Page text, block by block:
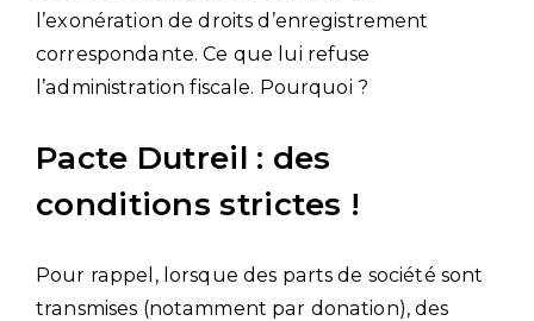
l’exonération de droits d’enregistrement
correspondante. Ce que lui refuse
l’administration fiscale. Pourquoi ?
Pacte Dutreil : des
conditions strictes !
Pour rappel, lorsque des parts de société sont
transmises (notamment par donation), des